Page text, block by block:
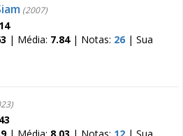
(2007)
| Média: 7.84| Notas: 26 | Sua
| Média: 8.03 | Notas: 12 | Sua